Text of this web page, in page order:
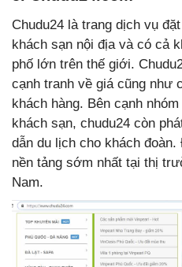
Chudu24 là trang dịch vụ
khách sạn nội địa và có cả
phố lớn trên thế giới.
cạnh tranh về giá cũng như
khách hàng. Bên cạnh
khách sạn, chudu24 còn
dẫn du lịch cho khách
nền tảng sớm nhất tại thị
Nam.